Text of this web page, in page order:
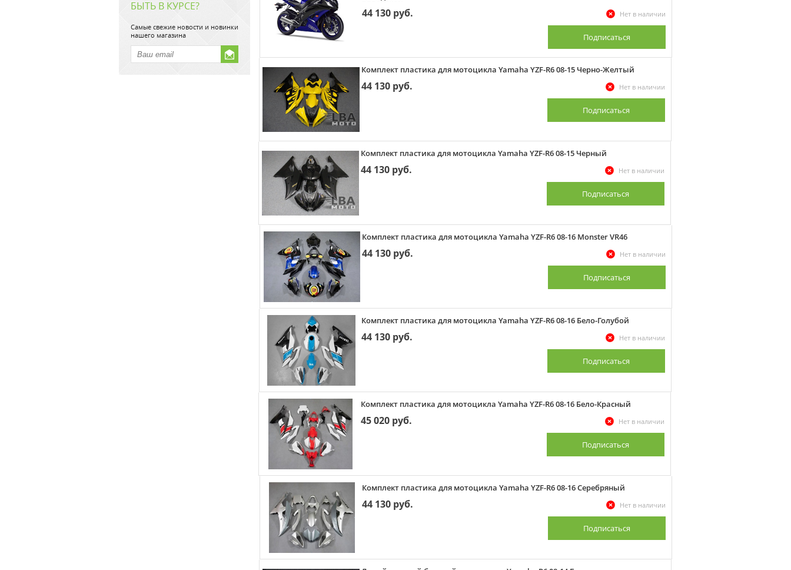
БЫТЬ В КУРСЕ?
Самые свежие новости и новинки
нашего магазина
44 130 руб. Нет в наличии
Подписаться
Комплект пластика для мотоцикла Yamaha YZF-R6 08-15 Черно-Желтый
44 130 руб. Нет в наличии
Подписаться
Комплект пластика для мотоцикла Yamaha YZF-R6 08-15 Черный
44 130 руб. Нет в наличии
Подписаться
Комплект пластика для мотоцикла Yamaha YZF-R6 08-16 Monster VR46
44 130 руб. Нет в наличии
Подписаться
Комплект пластика для мотоцикла Yamaha YZF-R6 08-16 Бело-Голубой
44 130 руб. Нет в наличии
Подписаться
Комплект пластика для мотоцикла Yamaha YZF-R6 08-16 Бело-Красный
45 020 руб. Нет в наличии
Подписаться
Комплект пластика для мотоцикла Yamaha YZF-R6 08-16 Серебряный
44 130 руб. Нет в наличии
Подписаться